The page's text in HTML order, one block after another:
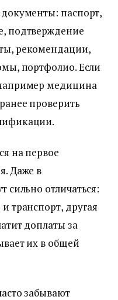
паспорт,
подтверждение
рекомендации,
портфолио. Если
медицина
проверить
на первое
Даже в
сильно отличаться:
транспорт, другая
доплаты за
их в общей
забывают